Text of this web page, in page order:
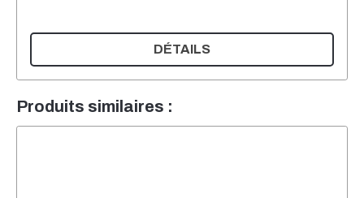
DÉTAILS
Produits similaires :